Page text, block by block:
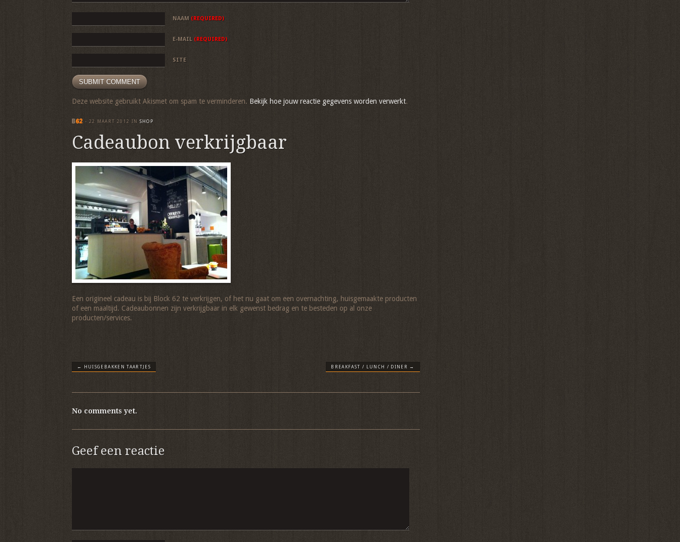
NAAM (REQUIRED)
E-MAIL (REQUIRED)
SITE
Deze website gebruikt Akismet om spam te verminderen. Bekijk hoe jouw reactie gegevens worden verwerkt.
- 22 MAART 2012 IN SHOP
Cadeaubon verkrijgbaar
Een origineel cadeau is bij Block 62 te verkrijgen, of het nu gaat om een overnachting, huisgemaakte producten
of een maaltijd. Cadeaubonnen zijn verkrijgbaar in elk gewenst bedrag en te besteden op al onze
producten/services.
← HUISGEBAKKEN TAARTJES BREAKFAST / LUNCH / DINER →
No comments yet.
Geef een reactie